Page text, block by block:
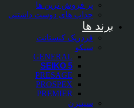
پر فروش ترین ها
جذاب های دوست داشتنی
برند ها
فردریک کنستانت
سیکو
GENERAL
SEIKO 5
PRESAGE
PROSPEX
PREMIER
سیتیزن